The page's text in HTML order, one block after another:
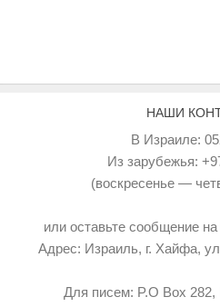
НАШИ
В Израиле:
Из зарубежья:
(воскресенье —
или оставьте сообщение на
Адрес: Израиль, г. Хайфа,
Для писем: P.O Box 282,